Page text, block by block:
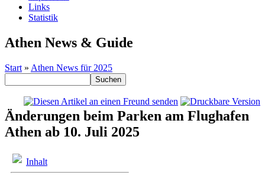
Links
Statistik
Athen News & Guide
Start » Athen News für 2025
Änderungen beim Parken am Flughafen
Athen ab 10. Juli 2025
Inhalt